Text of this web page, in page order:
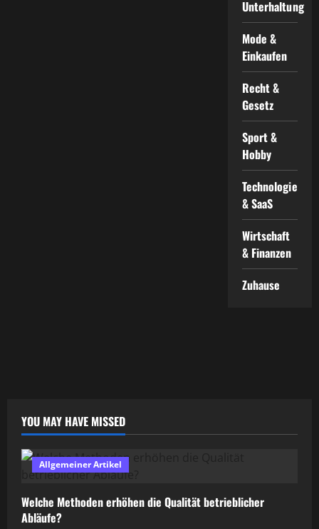
Unterhaltung
Mode &
Einkaufen
Recht &
Gesetz
Sport &
Hobby
Technologie
& SaaS
Wirtschaft
& Finanzen
Zuhause
YOU MAY HAVE MISSED
Allgemeiner Artikel
Welche Methoden erhöhen die Qualität betrieblicher
Abläufe?